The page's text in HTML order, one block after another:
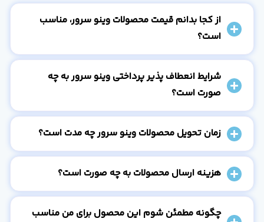
از کجا بدانم قیمت محصولات وینو سرور، مناسب
است؟
شرایط انعطاف پذیر پرداختی وینو سرور به چه
صورت است؟
زمان تحویل محصولات وینو سرور چه مدت است؟
هزینه ارسال محصولات به چه صورت است؟
چگونه مطمئن شوم این محصول برای من مناسب